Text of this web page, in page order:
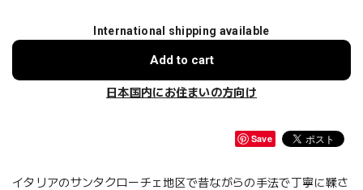
International shipping available
Add to cart
日本国内にお住まいの方向け
Save
イタリアのサンタクローチェ地区で昔ながらの手法で丁寧に鞣さ